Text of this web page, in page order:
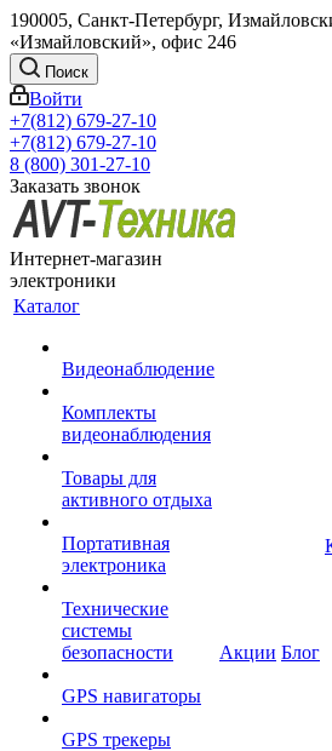
190005, Санкт-Петербург,
«Измайловский», офис 246
Поиск
Войти
+7(812) 679-27-10
+7(812) 679-27-10
8 (800) 301-27-10
Заказать звонок
Интернет-магазин
электроники
Каталог
Видеонаблюдение
Комплекты
видеонаблюдения
Товары для
активного отдыха
Портативная
электроника
Технические
системы
безопасности
GPS навигаторы
GPS трекеры
Акции Блог